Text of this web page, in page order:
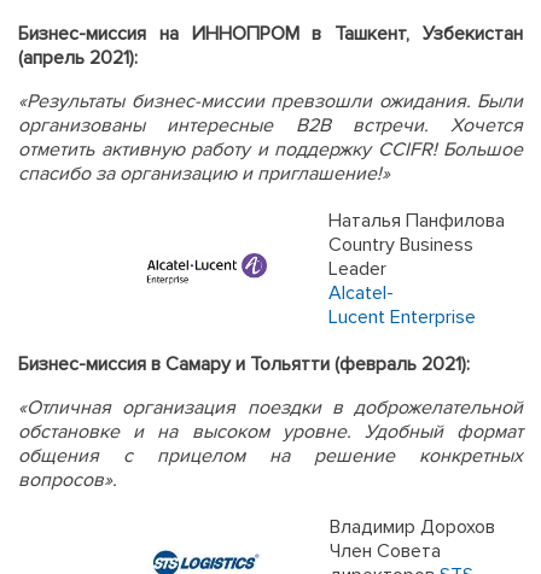
Бизнес-миссия на ИННОПРОМ в Ташкент, Узбекистан
(апрель 2021):
«Результаты бизнес-миссии превзошли ожидания. Были
организованы интересные B2B встречи. Хочется
отметить активную работу и поддержку CCIFR! Большое
спасибо за организацию и приглашение!»
Наталья Панфилова
Country Business
Leader
Alcatel-
Lucent Enterprise
Бизнес-миссия в Самару и Тольятти (февраль 2021):
«Отличная организация поездки в доброжелательной
обстановке и на высоком уровне. Удобный формат
общения с прицелом на решение конкретных
вопросов».
Владимир Дорохов
Член Совета